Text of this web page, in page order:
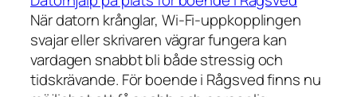
När datorn krånglar, Wi-Fi-uppkopplingen
svajar eller skrivaren vägrar fungera kan
vardagen snabbt bli både stressig och
tidskrävande. För boende i Rågsved finns nu